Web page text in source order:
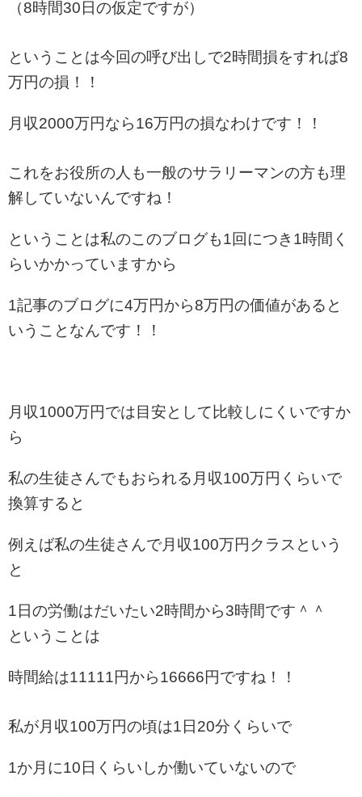
（8時間30日の仮定ですが）
ということは今回の呼び出しで2時間損をすれば8
万円の損！！
月収2000万円なら16万円の損なわけです！！
これをお役所の人も一般のサラリーマンの方も理
解していないんですね！
ということは私のこのブログも1回につき1時間く
らいかかっていますから
1記事のブログに4万円から8万円の価値があると
いうことなんです！！
月収1000万円では目安として比較しにくいですか
ら
私の生徒さんでもおられる月収100万円くらいで
換算すると
例えば私の生徒さんで月収100万円クラスという
と
1日の労働はだいたい2時間から3時間です＾＾
ということは
時間給は11111円から16666円ですね！！
私が月収100万円の頃は1日20分くらいで
1か月に10日くらいしか働いていないので